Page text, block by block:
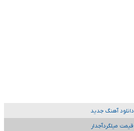
دانلود آهنگ جدید
قیمت میلگردآجدار